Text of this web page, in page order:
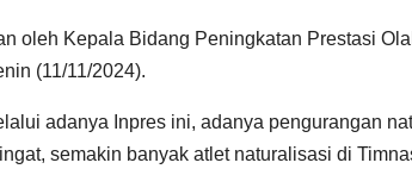
oleh Kepala Bidang Peningkatan Prestasi
(11/11/2024).
adanya Inpres ini, adanya pengurangan
semakin banyak atlet naturalisasi di